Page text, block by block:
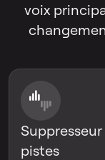
voix
pistes